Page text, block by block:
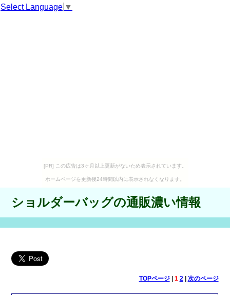
Select Language ▼
[PR] この広告は3ヶ月以上更新がないため表示されています。
ホームページを更新後24時間以内に表示されなくなります。
ショルダーバッグの通販濃い情報
TOPページ| 1 2| 次のページ